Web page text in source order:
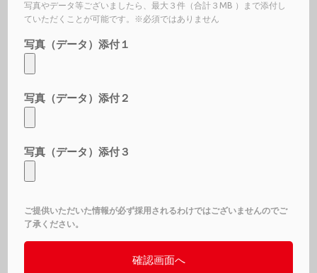
写真やデータ等ございましたら、最大３件（合計３MB ）まで添付し
ていただくことが可能です。※必須ではありません
写真（データ）添付１
写真（データ）添付２
写真（データ）添付３
ご提供いただいた情報が必ず採用されるわけではございませんのでご
了承ください。